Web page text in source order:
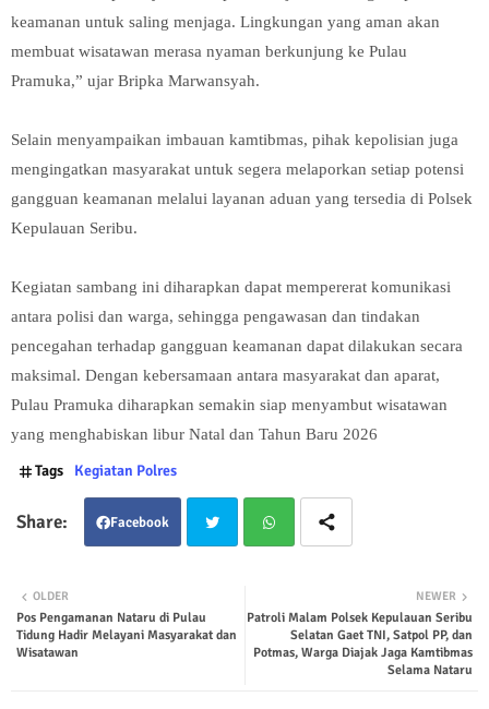
keamanan untuk saling menjaga. Lingkungan yang aman akan
membuat wisatawan merasa nyaman berkunjung ke Pulau
Pramuka,” ujar Bripka Marwansyah.
Selain menyampaikan imbauan kamtibmas, pihak kepolisian juga
mengingatkan masyarakat untuk segera melaporkan setiap potensi
gangguan keamanan melalui layanan aduan yang tersedia di Polsek
Kepulauan Seribu.
Kegiatan sambang ini diharapkan dapat mempererat komunikasi
antara polisi dan warga, sehingga pengawasan dan tindakan
pencegahan terhadap gangguan keamanan dapat dilakukan secara
maksimal. Dengan kebersamaan antara masyarakat dan aparat,
Pulau Pramuka diharapkan semakin siap menyambut wisatawan
yang menghabiskan libur Natal dan Tahun Baru 2026
Tags Kegiatan Polres
Facebook
ter tsap
NEWER
Patroli Malam Polsek Kepulauan Seribu
Selatan Gaet TNI, Satpol PP, dan
Potmas, Warga Diajak Jaga Kamtibmas
Selama Nataru
OLDER
Pos Pengamanan Nataru di Pulau
Tidung Hadir Melayani Masyarakat dan
Wisatawan